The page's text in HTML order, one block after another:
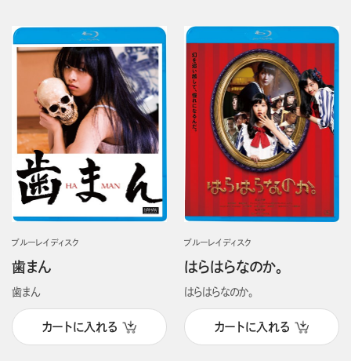
ブルーレイディスク
歯まん
歯まん
カートに入れる
ブルーレイディスク
はらはらなのか。
はらはらなのか。
カートに入れる